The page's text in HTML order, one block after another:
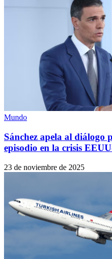
Mundo
Sánchez apela al diálogo
episodio en la crisis
23 de noviembre de 2025